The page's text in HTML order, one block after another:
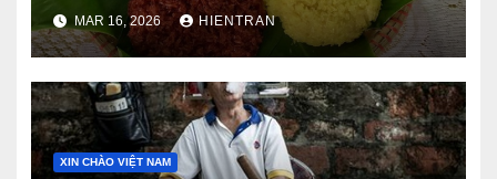
MAR 16, 2026 HIENTRAN
XIN CHÀO VIỆT NAM